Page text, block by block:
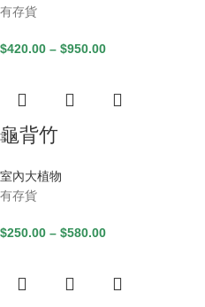
有存貨
$420.00 – $950.00
龜背竹
室內大植物
有存貨
$250.00 – $580.00